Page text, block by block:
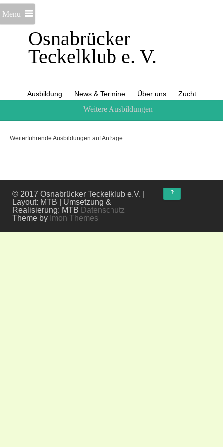
Osnabrücker
Teckelklub e. V.
Menu
Ausbildung News & Termine Über uns Zucht
Weitere Ausbildungen
Weiterführende Ausbildungen auf Anfrage
© 2017 Osnabrücker Teckelklub e.V. |
Layout: MTB | Umsetzung &
Realisierung: MTB Datenschutz
Theme by Imon Themes
↑